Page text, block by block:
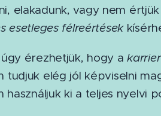
elakadunk, vagy nem
esetleges félreértések
érezhetjük, hogy a
tudjuk elég jól képviselni
ki a teljes nyelvi